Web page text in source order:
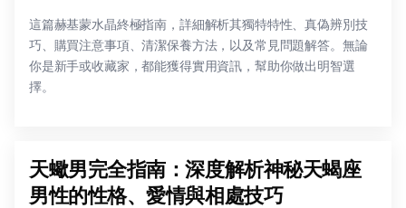
這篇赫基蒙水晶終極指南，詳細解析其獨特特性、真偽辨別技
巧、購買注意事項、清潔保養方法，以及常見問題解答。無論
你是新手或收藏家，都能獲得實用資訊，幫助你做出明智選
擇。
天蠍男完全指南：深度解析神秘天蝎座
男性的性格、愛情與相處技巧